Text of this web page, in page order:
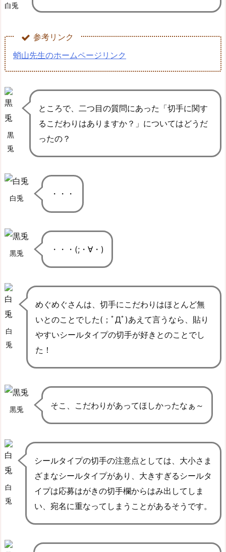
白兎
参考リンク
蛸山先生のホームページリンク
黒
兎
ところで、二つ目の質問にあった「切手に関す
るこだわりはありますか？」についてはどうだ
ったの？
白兎 ・・・
黒兎 ・・・(;・∀・)
白
兎
めぐめぐさんは、切手にこだわりはほとんど無
いとのことでした(；ﾟДﾟ)あえて言うなら、貼り
やすいシールタイプの切手が好きとのことでし
た！
黒兎 そこ、こだわりがあってほしかったなぁ～
白
兎
シールタイプの切手の注意点としては、大小さま
ざまなシールタイプがあり、大きすぎるシールタ
イプは応募はがきの切手欄からはみ出してしま
い、宛名に重なってしまうことがあるそうです。